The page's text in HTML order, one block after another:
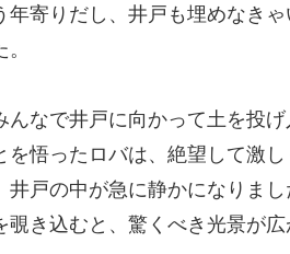
年寄りだし、井戸も埋めなき
なで井戸に向かって土を投げ
悟ったロバは、絶望して激し
戸の中が急に静かになりまし
き込むと、驚くべき光景が広